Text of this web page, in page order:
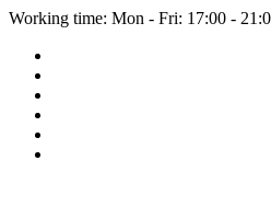
Working time: Mon - Fri: 17:00 -